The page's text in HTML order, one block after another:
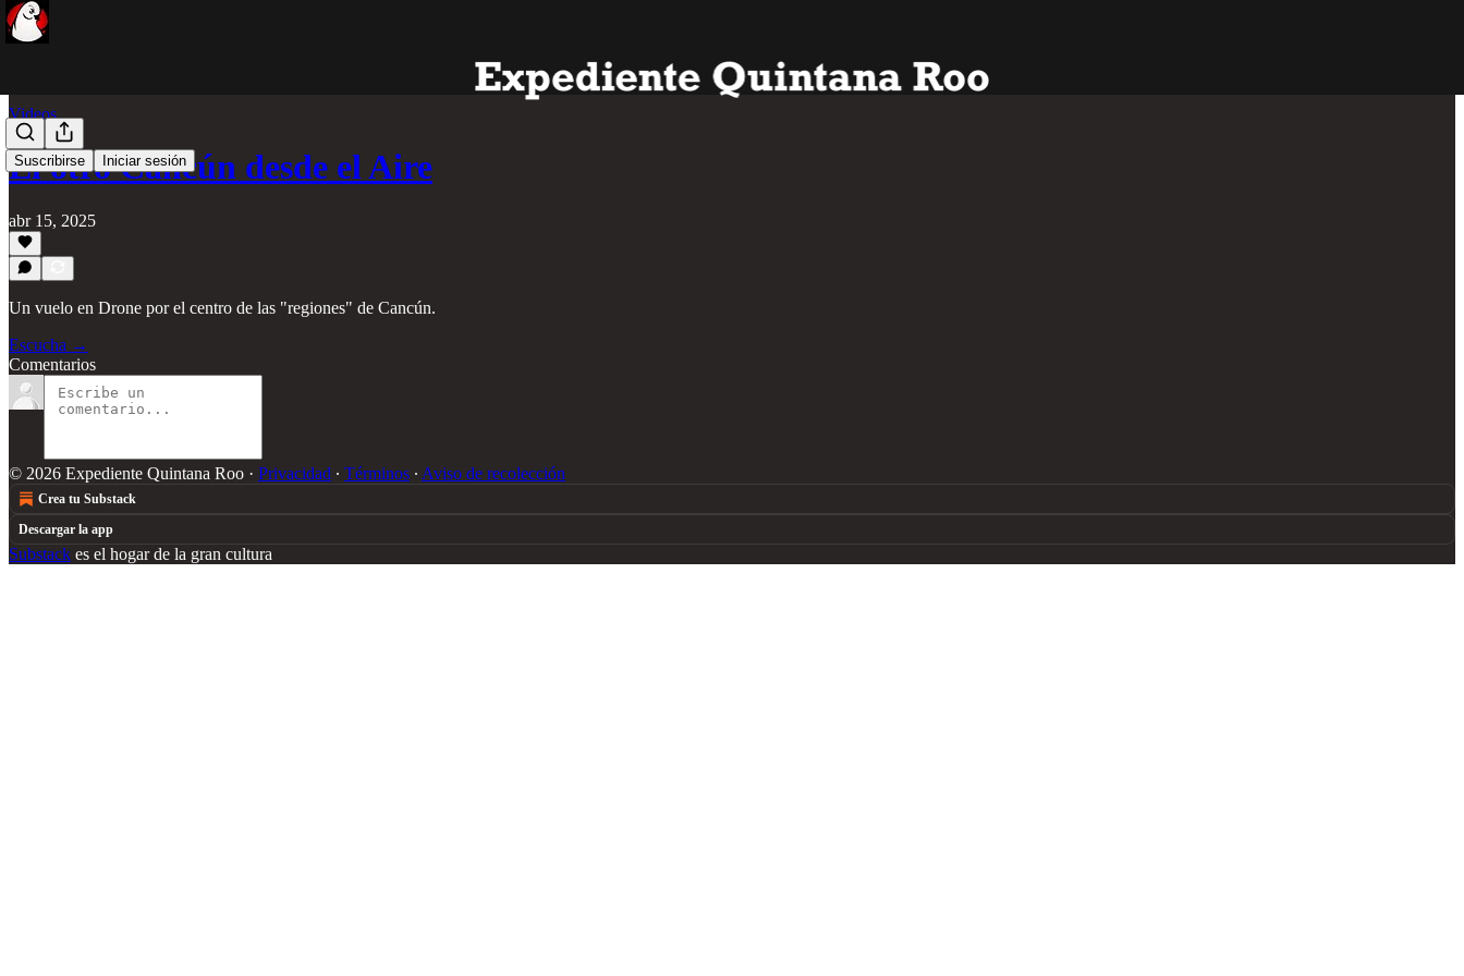
Suscribirse Iniciar sesión
Videos
El otro Cancún desde el Aire
abr 15, 2025
Un vuelo en Drone por el centro de las "regiones" de Cancún.
Escucha →
Comentarios
© 2026 Expediente Quintana Roo · Privacidad ∙ Términos ∙ Aviso de recolección
Crea tu Substack
Descargar la app
Substack es el hogar de la gran cultura